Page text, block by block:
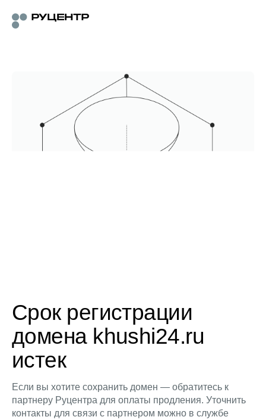
Срок регистрации
домена khushi24.ru
истек
Если вы хотите сохранить домен — обратитесь к
партнеру Руцентра для оплаты продления. Уточнить
контакты для связи с партнером можно в службе